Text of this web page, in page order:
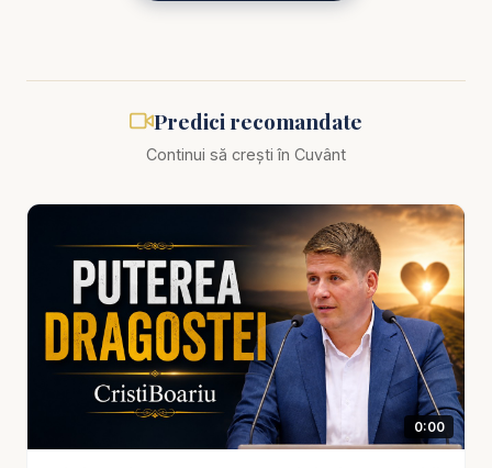
sunt întotdeauna semnul abandonului, ci pot deveni
locul formării. Când vin încercările, omul
descoperă ce fel de rădăcini are. Dacă rădăcinile
sunt doar în confort, în oameni, în bani, în imagine
repede. Dar dacă rădăcinile sunt în Dumnezeu,
omul poate fi lovit de vânt, poate plânge, poate
obosi, dar nu este smuls din nădejde. Credința
adevărată nu înseamnă că nu simți furtuna, ci că
nu ești doborât definitiv de ea.
Această temă este esențială pentru cei care se
află pe un drum greu și se întreabă de ce
Dumnezeu îngăduie anumite presiuni în viața lor.
Predici recomandate
Continui să crești în Cuvânt
0:00